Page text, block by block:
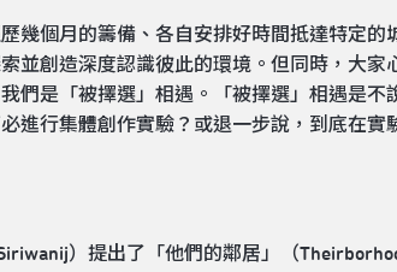
幾個月的籌備、各自安排好時間抵達特定
並創造深度認識彼此的環境。但同時，大
們是「被擇選」相遇。「被擇選」相遇是
進行集體創作實驗？或退一步說，到底在
）提出了「他們的鄰居」（